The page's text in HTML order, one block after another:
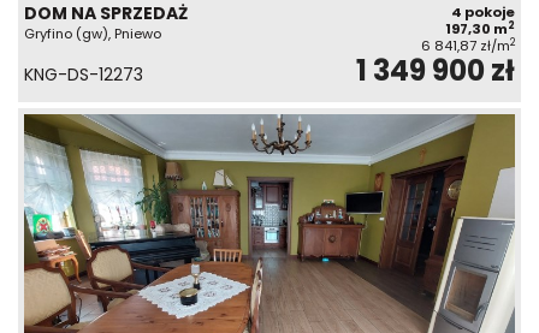
DOM NA SPRZEDAŻ
Gryfino (gw), Pniewo
4 pokoje
197,30 m2
6 841,87 zł/m2
KNG-DS-12273 1 349 900 zł